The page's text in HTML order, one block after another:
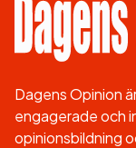
Dagens Opinion
engagerade och
opinionsbildning